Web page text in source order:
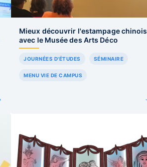
Mieux découvrir l'estampage chinois
avec le Musée des Arts Déco
JOURNÉES D'ÉTUDES SÉMINAIRE
MENU VIE DE CAMPUS